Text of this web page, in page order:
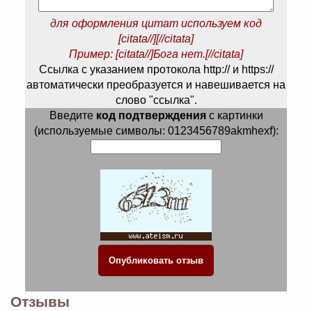
для оформления цитат используем код
[citata//][//citata]
Пример: [citata//]Бога нет.[//citata]
Ссылка с указанием протокола http:// и https://
автоматически преобразуется и навешивается на
слово "ссылка".
Введите код подтвержденияс картинки
(используемые символы: 0123456789akmhexf):
Отзывы